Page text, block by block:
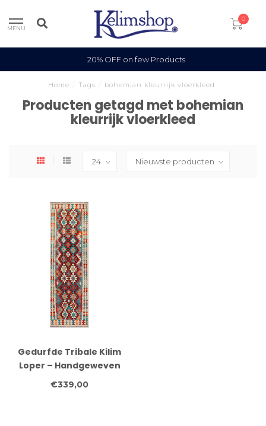
MENU
0
20% OFF on few Products
Home Tags bohemian kleurrijk vloerkleed
Producten getagd met bohemian
kleurrijk vloerkleed
Gedurfde Tribale Kilim
Loper – Handgeweven
Wol – 263x81 cm
€339,00